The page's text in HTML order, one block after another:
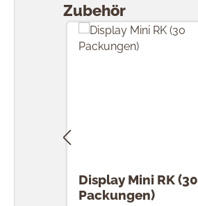
Zubehör
Display Mini RK (30
Packungen)